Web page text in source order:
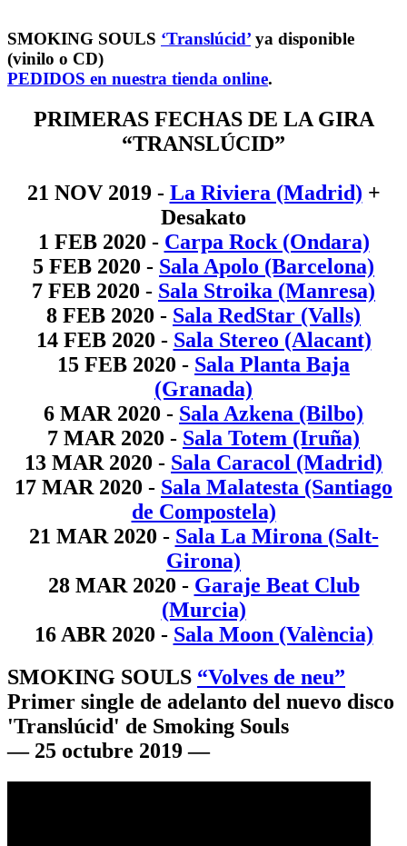
SMOKING SOULS ‘Translúcid’ ya disponible
(vinilo o CD)
PEDIDOS en nuestra tienda online.
PRIMERAS FECHAS DE LA GIRA
“TRANSLÚCID”
21 NOV 2019 - La Riviera (Madrid) +
Desakato
1 FEB 2020 - Carpa Rock (Ondara)
5 FEB 2020 - Sala Apolo (Barcelona)
7 FEB 2020 - Sala Stroika (Manresa)
8 FEB 2020 - Sala RedStar (Valls)
14 FEB 2020 - Sala Stereo (Alacant)
15 FEB 2020 - Sala Planta Baja
(Granada)
6 MAR 2020 - Sala Azkena (Bilbo)
7 MAR 2020 - Sala Totem (Iruña)
13 MAR 2020 - Sala Caracol (Madrid)
17 MAR 2020 - Sala Malatesta (Santiago
de Compostela)
21 MAR 2020 - Sala La Mirona (Salt-
Girona)
28 MAR 2020 - Garaje Beat Club
(Murcia)
16 ABR 2020 - Sala Moon (València)
SMOKING SOULS “Volves de neu”
Primer single de adelanto del nuevo disco
'Translúcid' de Smoking Souls
— 25 octubre 2019 —